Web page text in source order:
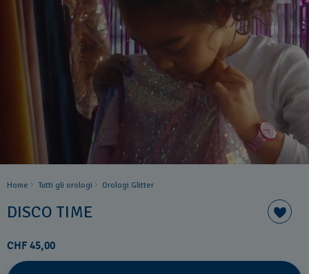
Home Tutti gli orologi Orologi Glitter
DISCO TIME
CHF 45,00